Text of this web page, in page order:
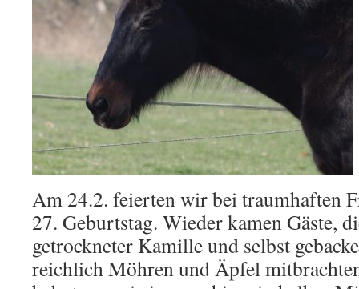
Am 24.2. feierten wir bei traumhaften
27. Geburtstag. Wieder kamen Gäste,
getrockneter Kamille und selbst
reichlich Möhren und Äpfel